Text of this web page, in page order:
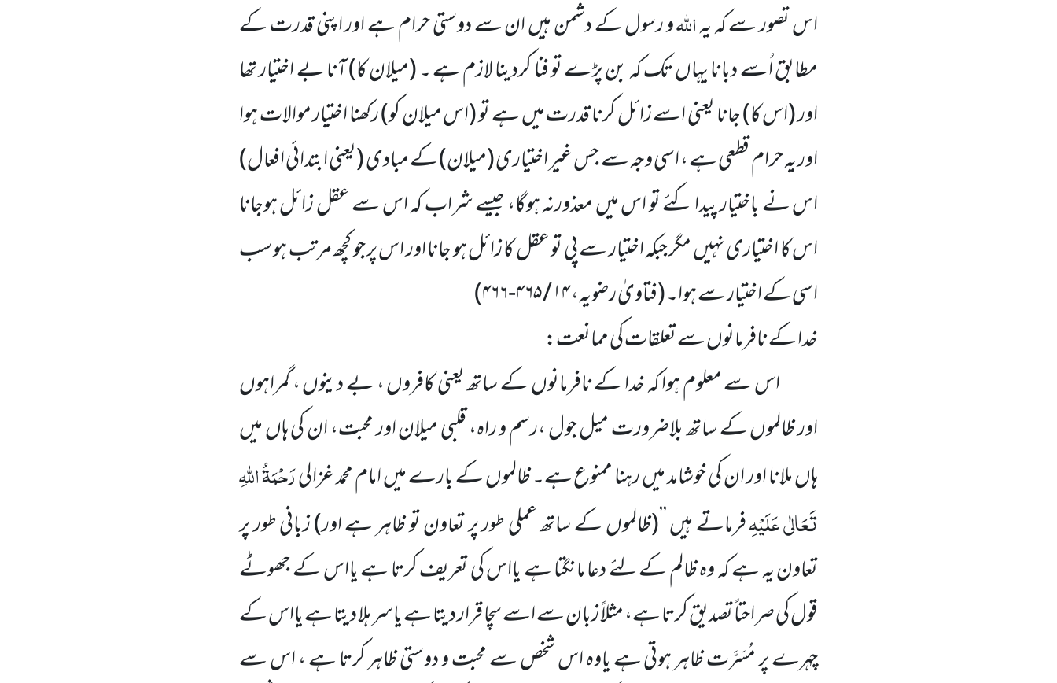
اس تصور سے کہ یہاللہو رسول کے دشمن ہیں ان سے دوستی حرام ہے اور اپنی قدرت کے
مطابق اُسے دبانا یہاں تک کہ بن پڑے تو فنا کردینا لازم ہے ۔ (میلان کا) آنا بے اختیار تھا
اور (اس کا) جانا یعنی اسے زائل کرنا قدرت میں ہے تو (اس میلان کو) رکھنا اختیار موالات ہوا
اور یہ حرام قطعی ہے ، اسی وجہ سے جس غیر اختیاری (میلان) کے مبادی (یعنی ابتدائی افعال)
اس نے باختیار پیدا کئے تو اس میں معذورنہ ہوگا، جیسے شراب کہ اس سے عقل زائل ہوجانا
اس کا اختیاری نہیں مگر جبکہ اختیار سے پی تو عقل کا زائل ہو جانا اور اس پر جو کچھ مرتب ہو سب
اسی کے اختیار سے ہوا۔(فتاویٰ رضویہ،۱۴ / ۴۶۵-۴۶۶
)
خدا کے نافرمانوں سے تعلقات کی ممانعت:
اس سے معلوم ہوا کہ خدا کے نافرمانوں کے ساتھ یعنی کافروں ، بے دینوں ، گمراہوں
اور ظالموں کے ساتھ بلاضرورت میل جول ،رسم و راہ، قلبی میلان اور محبت، ان کی ہاں میں
ہاں ملانا اور ان کی خوشامد میں رہنا ممنوع ہے۔ ظالموں کے بارے میں امام محمد غزالیرَحْمَۃُ اللہِ
تَعَالٰی عَلَیْہِفرماتے ہیں ’’(ظالموں کے ساتھ عملی طور پر تعاون تو ظاہر ہے اور)زبانی طور پر
تعاون یہ ہے کہ وہ ظالم کے لئے دعا مانگتا ہے یااس کی تعریف کرتا ہے یااس کے جھوٹے
قول کی صراحتاً تصدیق کرتا ہے، مثلاً زبان سے اسے سچا قرار دیتا ہے یاسر ہلا دیتا ہے یااس کے
چہرے پر مُسَرَّت ظاہر ہوتی ہے یاوہ اس شخص سے محبت و دوستی ظاہر کرتا ہے ، اس سے